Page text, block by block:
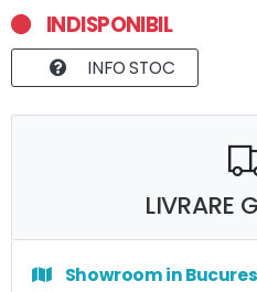
INDISPONIBIL
INFO STOC
LIVRARE
Showroom in